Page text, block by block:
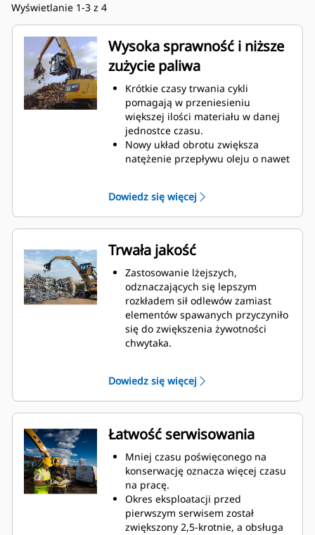
Wyświetlanie 1-3 z 4
Wysoka sprawność i niższe
zużycie paliwa
Krótkie czasy trwania cykli
pomagają w przeniesieniu
większej ilości materiału w danej
jednostce czasu.
Nowy układ obrotu zwiększa
natężenie przepływu oleju o nawet
poprawia całkowity współczynnik
napełnienia o nawet 140–200
procent.
W maszynach Cat są wstępnie
programowane optymalne
ustawienia wydajności chwytaka,
maksymalizujące synergię i
wydajność maszyny oraz chwytaka.
Dowiedz się więcej
Trwała jakość
Zastosowanie lżejszych,
odznaczających się lepszym
rozkładem sił odlewów zamiast
elementów spawanych przyczyniło
się do zwiększenia żywotności
chwytaka.
ograniczniki na obudowie
chwytaka zapobiegają
nadmiernemu wysuwaniu się
siłowników i zbędnemu zużyciu
przegubów oraz końcówek palców.
Siła, na której można polegać.
Odznaczające się solidną
konstrukcją wewnętrzne palce i
końcówki są wykonane z wysokiej
jakości stali odpornej na przetarcia
i zużycie spowodowane kontaktem
Dowiedz się więcej
Łatwość serwisowania
Mniej czasu poświęconego na
konserwację oznacza więcej czasu
na pracę.
Okres eksploatacji przed
pierwszym serwisem został
zwiększony 2,5-krotnie, a obsługa